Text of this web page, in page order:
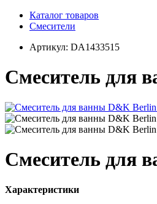
Каталог товаров
Смесители
Артикул: DA1433515
Смеситель для
Смеситель для
Характеристики